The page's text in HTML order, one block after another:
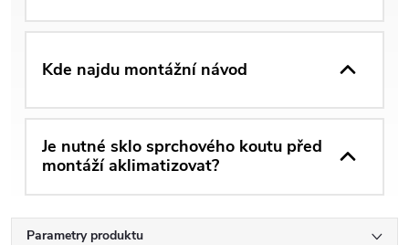
Kde najdu montážní návod
Je nutné sklo sprchového koutu před
montáží aklimatizovat?
Parametry produktu